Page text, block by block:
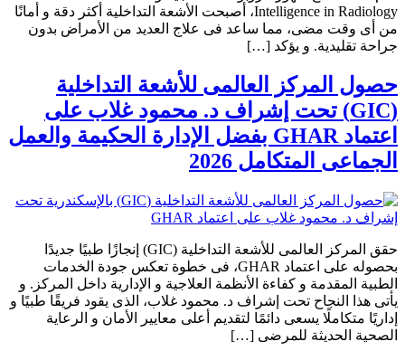
Intelligence in Radiology، أصبحت الأشعة التداخلية أكثر دقة و أمانًا
من أى وقت مضى، مما ساعد فى علاج العديد من الأمراض بدون
جراحة تقليدية. و يؤكد […]
حصول المركز العالمى للأشعة التداخلية
(GIC) تحت إشراف د. محمود غلاب على
اعتماد GHAR بفضل الإدارة الحكيمة والعمل
الجماعى المتكامل 2026
حقق المركز العالمى للأشعة التداخلية (GIC) إنجازًا طبيًا جديدًا
بحصوله على اعتماد GHAR، فى خطوة تعكس جودة الخدمات
الطبية المقدمة و كفاءة الأنظمة العلاجية و الإدارية داخل المركز. و
يأتى هذا النجاح تحت إشراف د. محمود غلاب، الذى يقود فريقًا طبيًا و
إداريًا متكاملًا يسعى دائمًا لتقديم أعلى معايير الأمان و الرعاية
الصحية الحديثة للمرضى […]